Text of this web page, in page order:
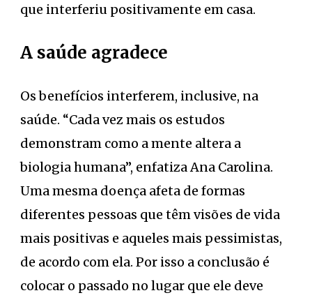
que interferiu positivamente em casa.
A saúde agradece
Os benefícios interferem, inclusive, na
saúde. “Cada vez mais os estudos
demonstram como a mente altera a
biologia humana”, enfatiza Ana Carolina.
Uma mesma doença afeta de formas
diferentes pessoas que têm visões de vida
mais positivas e aqueles mais pessimistas,
de acordo com ela. Por isso a conclusão é
colocar o passado no lugar que ele deve